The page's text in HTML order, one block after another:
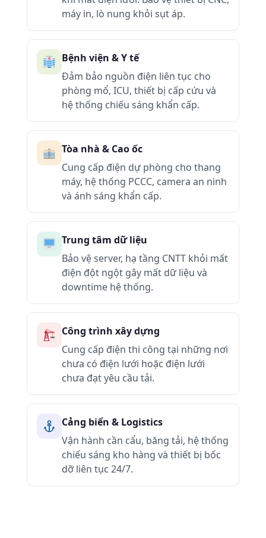
máy in, lò nung khỏi sụt áp.
Bệnh viện & Y tế
Đảm bảo nguồn điện liên tục cho
phòng mổ, ICU, thiết bị cấp cứu và
hệ thống chiếu sáng khẩn cấp.
Tòa nhà & Cao ốc
Cung cấp điện dự phòng cho thang
máy, hệ thống PCCC, camera an ninh
và ánh sáng khẩn cấp.
Trung tâm dữ liệu
Bảo vệ server, hạ tầng CNTT khỏi mất
điện đột ngột gây mất dữ liệu và
downtime hệ thống.
Công trình xây dựng
Cung cấp điện thi công tại những nơi
chưa có điện lưới hoặc điện lưới
chưa đạt yêu cầu tải.
Cảng biển & Logistics
Vận hành cần cẩu, băng tải, hệ thống
chiếu sáng kho hàng và thiết bị bốc
dỡ liên tục 24/7.